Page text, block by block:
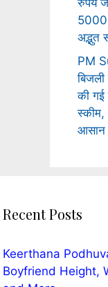
रुपये
5000
अद्भुत
PM
की गई
आसान
Recent Posts
Keerthana
Boyfriend Height,